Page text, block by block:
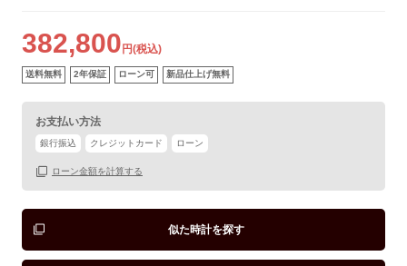
382,800 円(税込)
送料無料 2年保証 ローン可 新品仕上げ無料
お支払い方法
銀行振込 クレジットカード ローン
ローン金額を計算する
似た時計を探す